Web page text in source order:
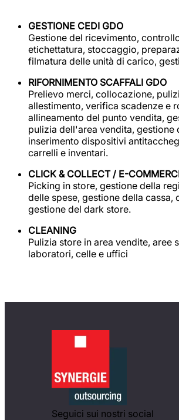
GESTIONE CEDI GDO
Gestione del ricevimento,
etichettatura, stoccaggio,
filmatura delle unità di carico,
RIFORNIMENTO SCAFFALI GDO
Prelievo merci, collocazione,
allestimento, verifica scadenze e
allineamento del punto vendita,
pulizia dell'area vendita, gestione
inserimento dispositivi
carrelli e inventari.
CLICK & COLLECT / E-
Picking in store, gestione della
delle spese, gestione della cassa,
gestione del dark store.
CLEANING
Pulizia store in area vendite, aree
laboratori, celle e uffici
Seguici sui nostri social